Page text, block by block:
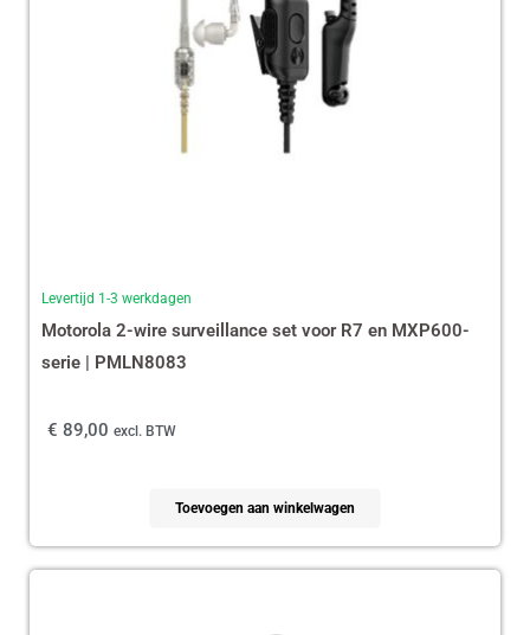
Levertijd 1-3 werkdagen
Motorola 2-wire surveillance set voor R7 en MXP600-
serie | PMLN8083
€ 89,00 excl. BTW
Toevoegen aan winkelwagen